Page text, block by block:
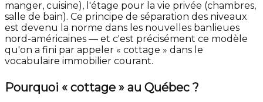
manger, cuisine), l'étage pour la vie privée (chambres,
salle de bain). Ce principe de séparation des niveaux
est devenu la norme dans les nouvelles banlieues
nord-américaines — et c'est précisément ce modèle
qu'on a fini par appeler « cottage » dans le
vocabulaire immobilier courant.
Pourquoi « cottage » au Québec ?